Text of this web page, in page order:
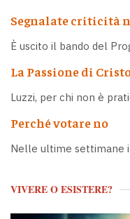
Segnalate criticità
È uscito il bando del
La Passione di
Luzzi, per chi non è
Perché votare no
Nelle ultime settimane
VIVERE O ESISTERE?